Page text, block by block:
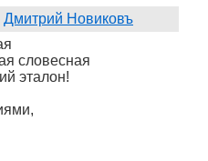
Дмитрий Новиковъ
словесная
эталон!